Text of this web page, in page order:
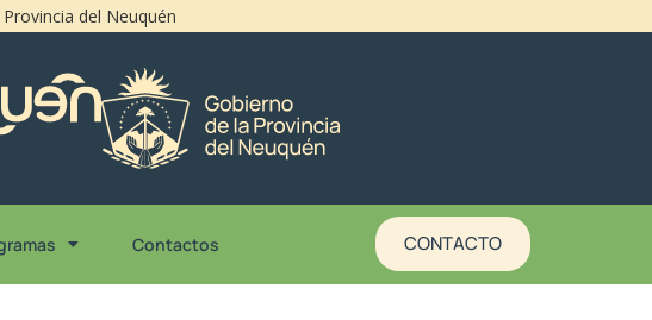
del Neuquén
Contactos CONTACTO